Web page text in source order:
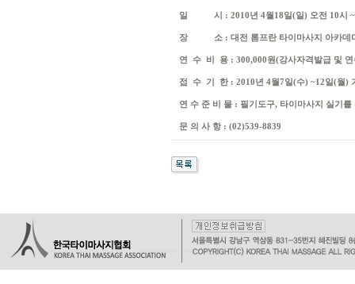
일 시 : 2010년 4월18일(일) 오전 10시 ~
장 소 : 대전 롬프란 타이마사지 아카데
연 수 비 용 : 300,000원(강사자격발급 및 연
접 수 기 한 : 2010년 4월7일(수) ~12일(월)
연 수 준 비 물 : 필기도구, 타이마사지 실기를
문 의 사 항 : (02)539-8839